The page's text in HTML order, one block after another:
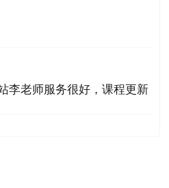
息，包括姓名、身份证号
是否需要重新考全部科
考生只需在下一年考未通
李老师服务很好，课程更新
好，非常感谢！希望我们网
希望我们每位参加学习的同